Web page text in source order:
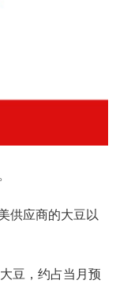
供应商的大豆以
豆，约占当月预